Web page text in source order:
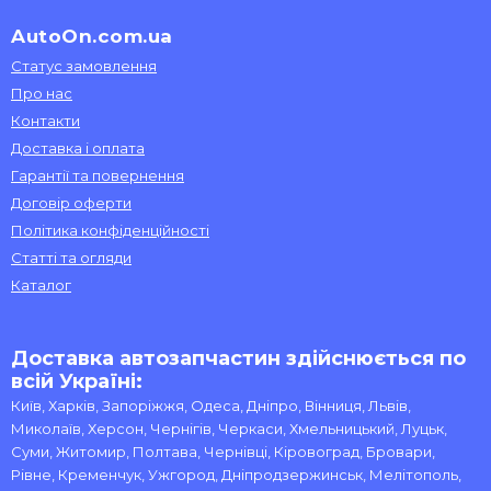
AutoOn.com.ua
Статус замовлення
Про нас
Контакти
Доставка і оплата
Гарантії та повернення
Договір оферти
Політика конфіденційності
Статті та огляди
Каталог
Доставка автозапчастин здійснюється по
всій Україні:
Київ, Харків, Запоріжжя, Одеса, Дніпро, Вінниця, Львів,
Миколаїв, Херсон, Чернігів, Черкаси, Хмельницький, Луцьк,
Суми, Житомир, Полтава, Чернівці, Кіровоград, Бровари,
Рівне, Кременчук, Ужгород, Дніпродзержинськ, Мелітополь,